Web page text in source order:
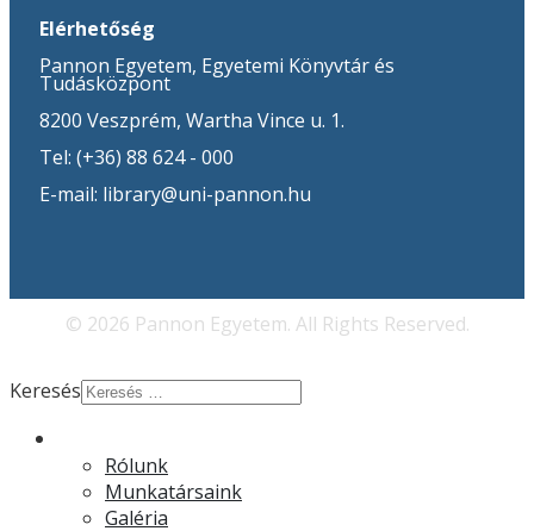
Elérhetőség
Pannon Egyetem, Egyetemi Könyvtár és
Tudásközpont
8200 Veszprém, Wartha Vince u. 1.
Tel: (+36) 88 624 - 000
E-mail: library@uni-pannon.hu
© 2026 Pannon Egyetem. All Rights Reserved.
Keresés
Rólunk
Munkatársaink
Galéria